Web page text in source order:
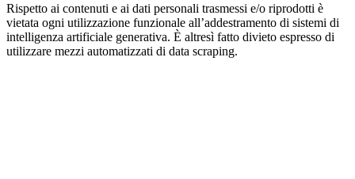
Rispetto ai contenuti e ai dati personali trasmessi e/o riprodotti è
vietata ogni utilizzazione funzionale all’addestramento di sistemi di
intelligenza artificiale generativa. È altresì fatto divieto espresso di
utilizzare mezzi automatizzati di data scraping.